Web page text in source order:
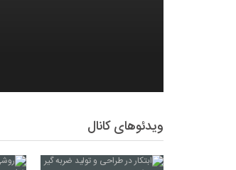
ویدئوهای کانال